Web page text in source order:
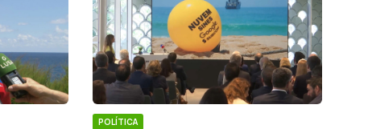
POLÍTICA